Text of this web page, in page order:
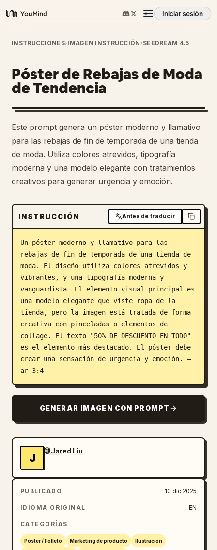
YouMind
Iniciar sesión
Resumen
Casos de uso
Habilidades
Prompts
Precios
Blog
Actualizaciones
INSTRUCCIONES›IMAGEN INSTRUCCIÓN ›SEEDREAM 4.5
Póster de Rebajas de Moda
de Tendencia
Este prompt genera un póster moderno y llamativo
para las rebajas de fin de temporada de una tienda
de moda. Utiliza colores atrevidos, tipografía
moderna y una modelo elegante con tratamientos
creativos para generar urgencia y emoción.
INSTRUCCIÓN Antes de traducir
Un póster moderno y llamativo para las
rebajas de fin de temporada de una tienda de
moda. El diseño utiliza colores atrevidos y
vibrantes, y una tipografía moderna y
vanguardista. El elemento visual principal es
una modelo elegante que viste ropa de la
tienda, pero la imagen está tratada de forma
creativa con pinceladas o elementos de
collage. El texto "50% DE DESCUENTO EN TODO"
es el elemento más destacado. El póster debe
crear una sensación de urgencia y emoción. –
ar 3:4
GENERAR IMAGEN CON PROMPT
J
@Jared Liu
PUBLICADO 10 dic 2025
IDIOMA ORIGINAL EN
CATEGORÍAS
Póster / Folleto Marketing de producto Ilustración